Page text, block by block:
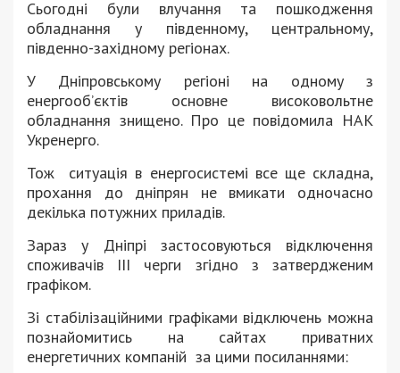
Сьогодні були влучання та пошкодження
обладнання у південному, центральному,
південно-західному регіонах.
У Дніпровському регіоні на одному з
енергооб’єктів основне високовольтне
обладнання знищено. Про це повідомила НАК
Укренерго.
Тож ситуація в енергосистемі все ще складна,
прохання до дніпрян не вмикати одночасно
декілька потужних приладів.
Зараз у Дніпрі застосовуються відключення
споживачів ІII черги згідно з затвердженим
графіком.
Зі стабілізаційними графіками відключень можна
познайомитись на сайтах приватних
енергетичних компаній за цими посиланнями: